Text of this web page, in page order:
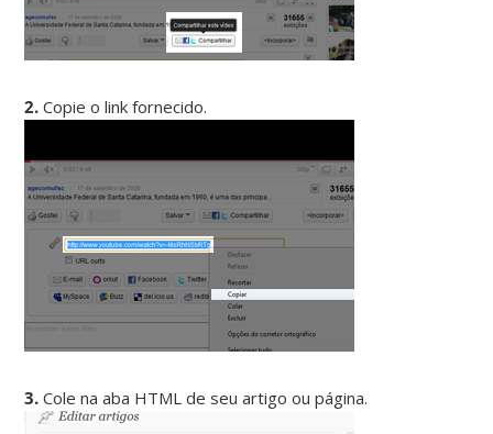
2.Copie o link fornecido.
3.Cole na aba HTML de seu artigo ou página.